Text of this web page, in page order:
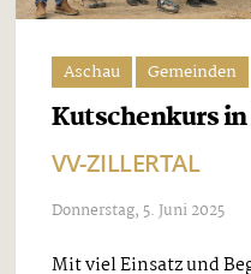
Aschau Gemeinden
Kutschenkurs
VV-ZILLERTAL
Donnerstag, 5. Juni 2025
Mit viel Einsatz und